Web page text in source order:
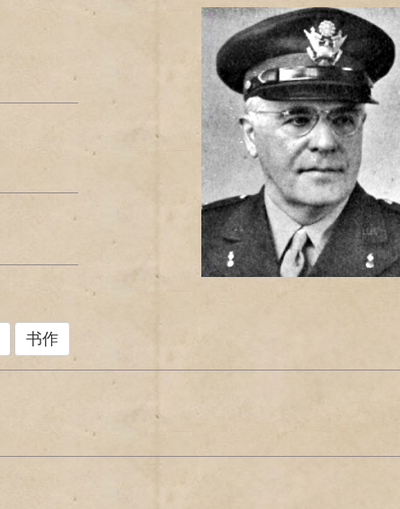
书作